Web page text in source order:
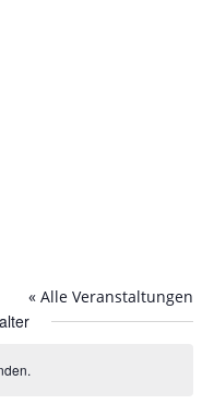
« Alle Veranstaltungen